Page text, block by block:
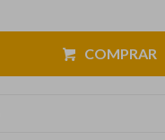
COMPRAR